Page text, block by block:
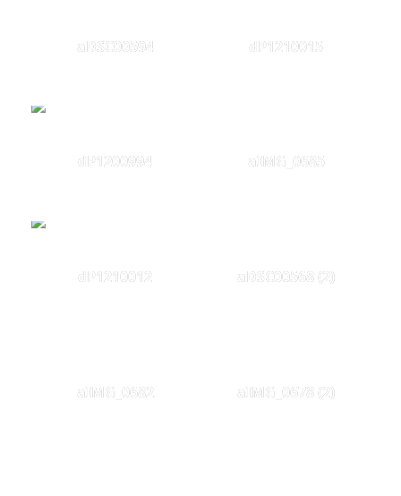
aDSC00594 dP1210015
dP1200994 aIMG_0685
dP1210012 aDSC00568 (2)
aIMG_0682 aIMG_0678 (2)